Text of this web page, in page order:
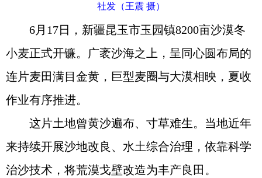
社发（王震 摄）
6月17日，新疆昆玉市玉园镇8200亩沙漠冬
小麦正式开镰。广袤沙海之上，呈同心圆布局的
连片麦田满目金黄，巨型麦圈与大漠相映，夏收
作业有序推进。
这片土地曾黄沙遍布、寸草难生。当地近年
来持续开展沙地改良、水土综合治理，依靠科学
治沙技术，将荒漠戈壁改造为丰产良田。